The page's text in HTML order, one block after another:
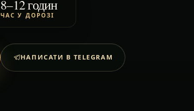
8–12 годин
ЧАС У ДОРОЗІ
НАПИСАТИ В TELEGRAM